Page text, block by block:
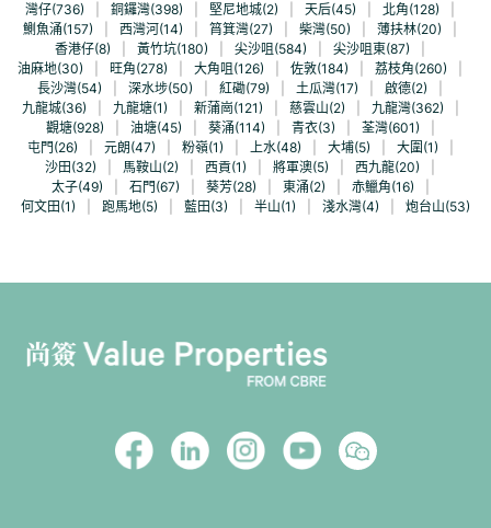
灣仔(736)
銅鑼灣(398) 堅尼地城(2) 天后(45) 北角(128)
鰂魚涌(157)
西灣河(14) 筲箕灣(27) 柴灣(50) 薄扶林(20)
香港仔(8)
黃竹坑(180) 尖沙咀(584) 尖沙咀東(87)
油麻地(30)
旺角(278) 大角咀(126) 佐敦(184) 荔枝角(260)
長沙灣(54)
深水埗(50) 紅磡(79) 土瓜灣(17) 啟德(2)
九龍城(36)
九龍塘(1) 新蒲崗(121) 慈雲山(2) 九龍灣(362)
觀塘(928)
油塘(45) 葵涌(114) 青衣(3) 荃灣(601)
屯門(26)
元朗(47) 粉嶺(1) 上水(48) 大埔(5) 大圍(1)
沙田(32)
馬鞍山(2) 西貢(1) 將軍澳(5) 西九龍(20)
太子(49)
石門(67) 葵芳(28) 東涌(2) 赤鱲角(16)
何文田(1)
跑馬地(5) 藍田(3) 半山(1) 淺水灣(4) 炮台山(53)